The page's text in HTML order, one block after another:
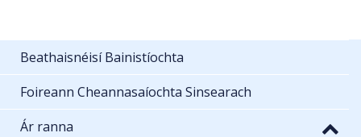
Beathaisnéisí Bainistíochta
Foireann Cheannasaíochta Sinsearach
Ár ranna